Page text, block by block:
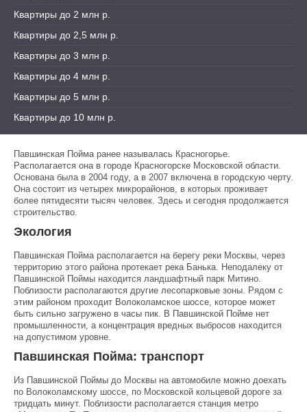
Квартиры до 2 млн р.
Квартиры до 2,5 млн р.
Квартиры до 3 млн р.
Квартиры до 4 млн р.
Квартиры до 5 млн р.
Квартиры до 10 млн р.
Павшинская Пойма ранее называлась Красногорье.
Располагается она в городе Красногорске Московской области.
Основана была в 2004 году, а в 2007 включена в городскую черту.
Она состоит из четырех микрорайонов, в которых проживает
более пятидесяти тысяч человек. Здесь и сегодня продолжается
строительство.
Экология
Павшинская Пойма располагается на берегу реки Москвы, через
территорию этого района протекает река Банька. Неподалеку от
Павшинской Поймы находится ландшафтный парк Митино.
Поблизости располагаются другие лесопарковые зоны. Рядом с
этим районом проходит Волоколамское шоссе, которое может
быть сильно загружено в часы пик. В Павшинской Пойме нет
промышленности, а концентрация вредных выбросов находится
на допустимом уровне.
Павшинская Пойма: транспорт
Из Павшинской Поймы до Москвы на автомобиле можно доехать
по Волоколамскому шоссе, по Московской кольцевой дороге за
тридцать минут. Поблизости располагается станция метро